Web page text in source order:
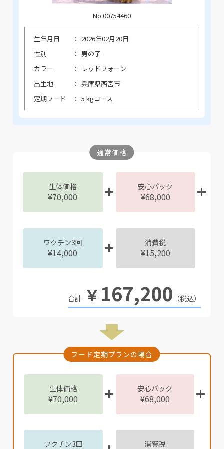
No.00754460
生年月日
2026年02月20日
性別
男の子
カラー
レッドフォーン
出生地
兵庫県西宮市
定期フード
5 kgコース
通常価格
生体価格
¥70,000
安心パック
¥68,000
ワクチン3回
¥14,000
消費税
¥15,200
￥167,200 （税込）
フード定期プランの場合
生体価格
¥70,000
安心パック
¥68,000
ワクチン3回 消費税